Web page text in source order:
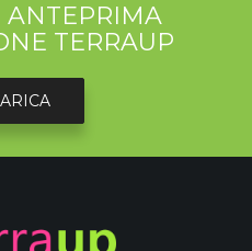
ANTEPRIMA
TERRAUP